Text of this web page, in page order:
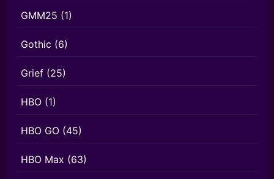
GMM25 (1)
Gothic (6)
Grief (25)
HBO (1)
HBO GO (45)
HBO Max (63)